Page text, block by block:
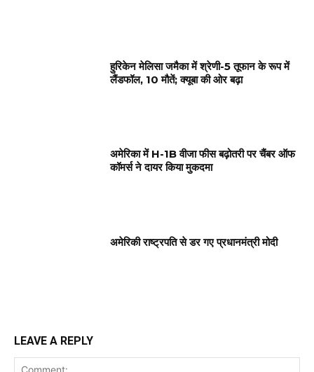
हुरिकेन मेलिसा जमैका में श्रेणी-5 तूफान के रूप में
लैंडफॉल, 10 मौतें; क्यूबा की ओर बढ़ा
अमेरिका में H-1B वीजा फीस बढ़ोतरी पर चैंबर ऑफ
कॉमर्स ने दायर किया मुकदमा
अमेरिकी राष्ट्रपति से डर गए प्रधानमंत्री मोदी
LEAVE A REPLY